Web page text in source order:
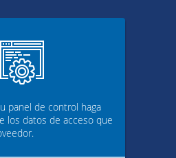
panel de control haga
los datos de acceso que